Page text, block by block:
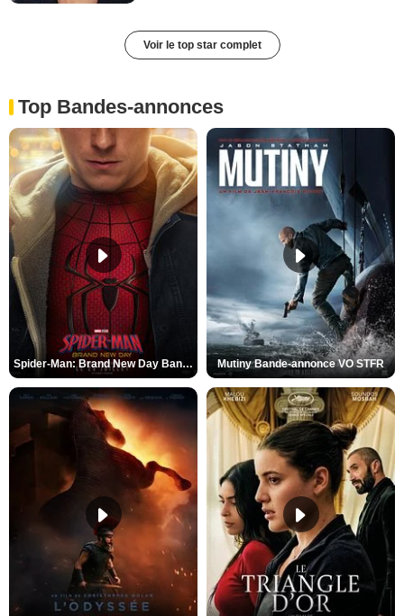
Voir le top star complet
Top Bandes-annonces
Spider-Man: Brand New Day Bande-annonce VO STFR Mutiny Bande-annonce VO STFR